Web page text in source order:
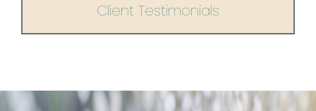
Client Testimonials